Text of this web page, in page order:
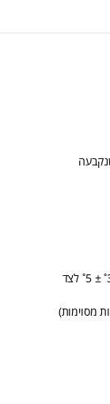
מסוימות)